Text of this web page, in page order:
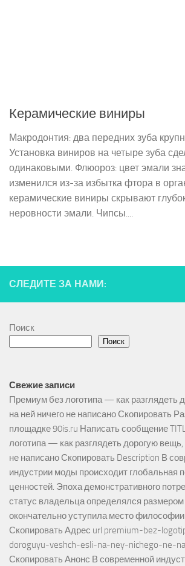
Керамические виниры
Макродонтия: два передних зуба
Установка виниров на четыре зуба
одинаковыми. Флюороз: цвет эмали
изменился из-за избытка фтора в
керамические виниры скрывают
неровности эмали. Чипсы....
СЛЕДИТЕ ЗА НАМИ:
Поиск
Поиск
Свежие записи
Премиум без логотипа — как разглядеть
на ней ничего не написано Скопировать
площадке 90is.ru Написать сообщение
логотипа — как разглядеть дорогую вещь,
не написано Скопировать Description В
индустрии моды происходит глобальная
ценностей. Эпоха демонстративного
статус владельца определялся размером
окончательно уступила место
Скопировать Адрес url premium-bez-
doroguyu-veshch-esli-na-ney-nichego-ne-
Скопировать Анонс В современной